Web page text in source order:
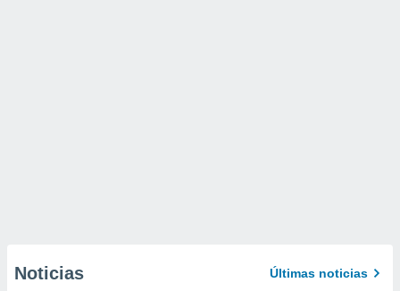
Noticias Últimas noticias